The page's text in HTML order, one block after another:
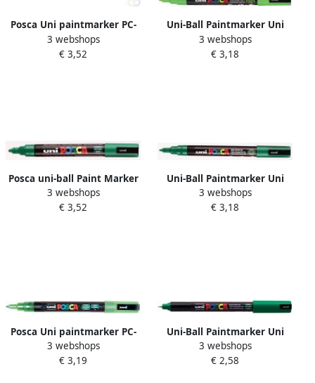
Posca Uni paintmarker PC-
5M 1 8 2 5 mm zeegroen
3 webshops
€ 3,52
Uni-Ball Paintmarker Uni
ball op waterbasis posca pc
3m appelgroen
3 webshops
€ 3,18
Posca uni-ball Paint Marker
op waterbasis PC-5M
donkergroen
3 webshops
€ 3,52
Uni-Ball Paintmarker Uni
ball op waterbasis posca pc
3m donkergroen
3 webshops
€ 3,18
Posca Uni paintmarker PC-
3ML 1 5 mm glitter
donkergroen
3 webshops
€ 3,19
Uni-Ball Paintmarker Uni
ball op waterbasis posca pc
1mr donkergroen
3 webshops
€ 2,58